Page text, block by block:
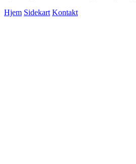
Hjem Sidekart Kontakt